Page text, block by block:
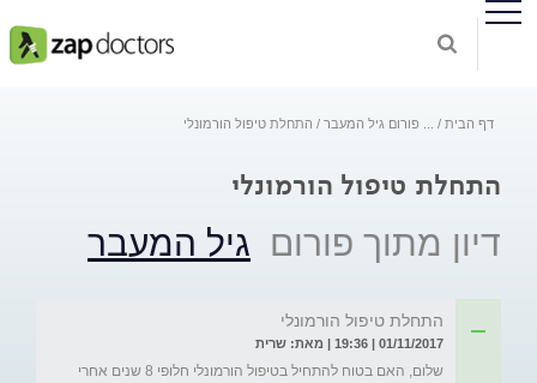
דף הבית פורום גיל המעבר התחלת טיפול הורמונלי
התחלת טיפול הורמונלי
דיון מתוך פורום גיל המעבר
התחלת טיפול הורמונלי
01/11/2017 | 19:36 | מאת: שרית
שלום, האם בטוח להתחיל בטיפול הורמונלי חלופי 8 שנים אחרי